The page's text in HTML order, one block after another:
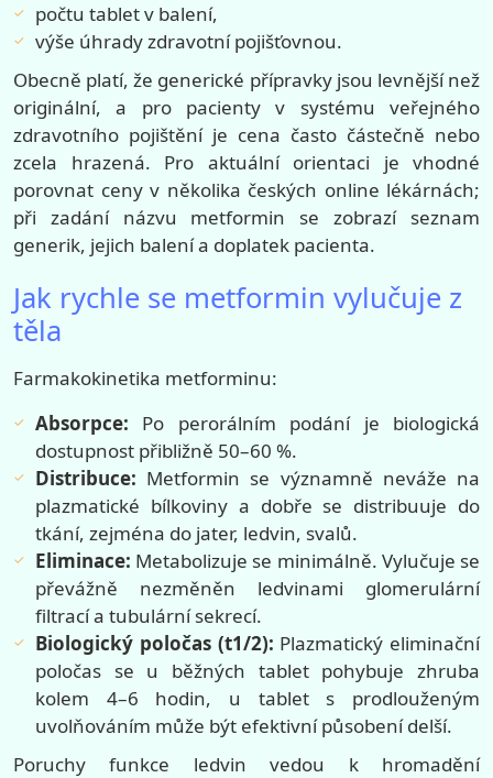
počtu tablet v balení,
výše úhrady zdravotní pojišťovnou.
Obecně platí, že generické přípravky jsou levnější než
originální, a pro pacienty v systému veřejného
zdravotního pojištění je cena často částečně nebo
zcela hrazená. Pro aktuální orientaci je vhodné
porovnat ceny v několika českých online lékárnách;
při zadání názvu metformin se zobrazí seznam
generik, jejich balení a doplatek pacienta.
Jak rychle se metformin vylučuje z
těla
Farmakokinetika metforminu:
Absorpce: Po perorálním podání je biologická
dostupnost přibližně 50–60 %.
Distribuce: Metformin se významně neváže na
plazmatické bílkoviny a dobře se distribuuje do
tkání, zejména do jater, ledvin, svalů.
Eliminace: Metabolizuje se minimálně. Vylučuje se
převážně nezměněn ledvinami glomerulární
filtrací a tubulární sekrecí.
Biologický poločas (t1/2): Plazmatický eliminační
poločas se u běžných tablet pohybuje zhruba
kolem 4–6 hodin, u tablet s prodlouženým
uvolňováním může být efektivní působení delší.
Poruchy funkce ledvin vedou k hromadění